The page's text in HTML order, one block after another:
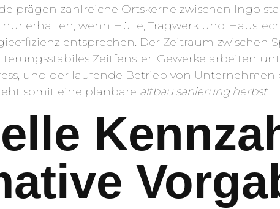
prägen zahlreiche Ortskerne zwischen
erhalten, wenn Hülle, Tragwerk und
entsprechen. Der Zeitraum
Zeitfenster. Gewerke arbeiten
und der laufende Betrieb von
somit eine planbare altbau sanierung herbst.